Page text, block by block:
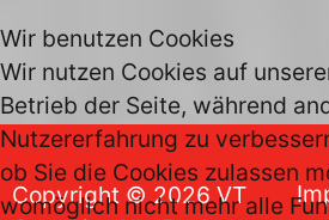
Copyright © 2026 VT
Wir benutzen Cookies
Wir nutzen Cookies auf
Betrieb der Seite, während
Nutzererfahrung zu
ob Sie die Cookies zulassen
womöglich nicht mehr alle